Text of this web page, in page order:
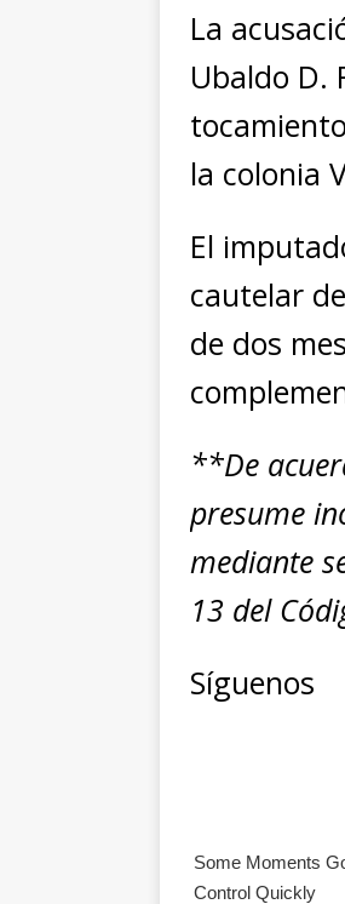
La
Ubaldo D.
la colonia
El
cautelar
de dos
**De
presume
mediante
13 del
Síguenos